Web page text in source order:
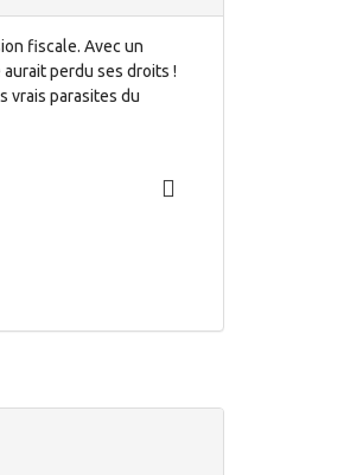
fiscale. Avec un
aurait perdu ses droits !
vrais parasites du